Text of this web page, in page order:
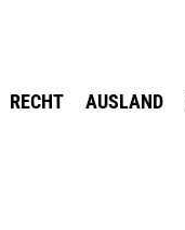
RECHT AUSLAND